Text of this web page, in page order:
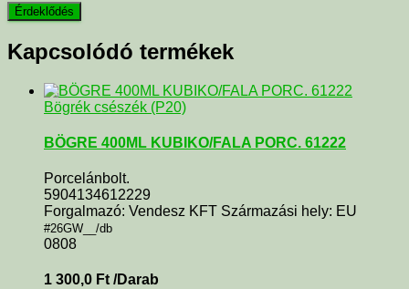
Kapcsolódó termékek
Bögrék csészék (P20)
BÖGRE 400ML KUBIKO/FALA PORC. 61222
Porcelánbolt.
5904134612229
Forgalmazó: Vendesz KFT Származási hely: EU
#26GW__/db
0808
1 300,0 Ft /Darab